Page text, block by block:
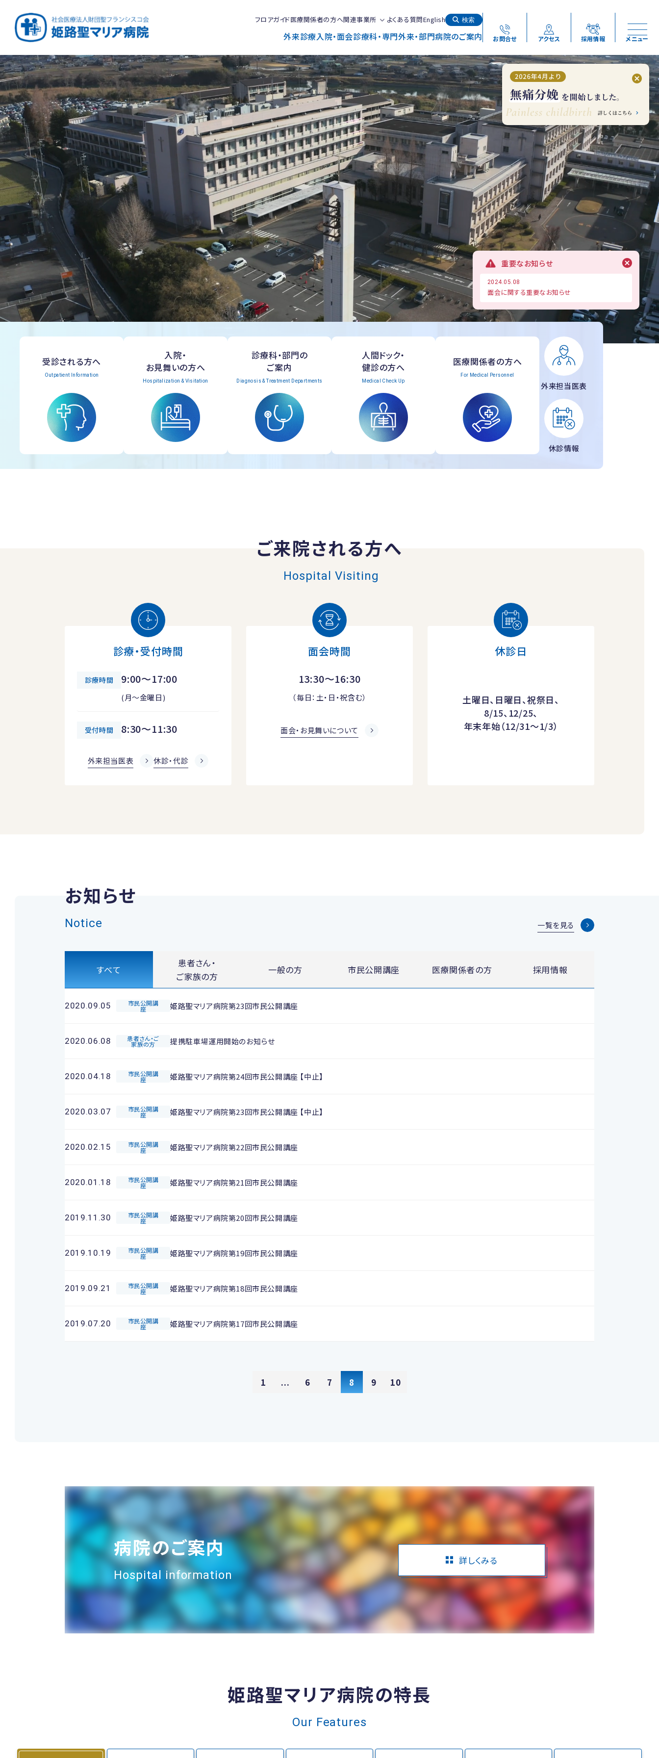
フロアガイド医療関係者の方へ関連事業所 よくある質問English 検索
外来診療入院・面会診療科・専門外来・部門病院のご案内 お問合せ アクセス 採用情報 メニュー
健康と安心をあなたに
つなぎ続ける地域医療
周産期から終末期まで
地域を支える医療
急性期から回復期へと
つなぐ医療
学び・育てる医療
重要なお知らせ
2024.05.08
面会に関する重要なお知らせ
受診される方へ
Outpatient Information
入院・
お見舞いの方へ
Hospitalization & Visitation
診療科・部門の
ご案内
Diagnosis & Treatment Departments
人間ドック・
健診の方へ
Medical Check Up
医療関係者の方へ
For Medical Personnel
外来担当医表
休診情報
ご来院される方へ
Hospital Visiting
診療・受付時間
診療時間 9:00～17:00
(月～金曜日)
受付時間 8:30～11:30
外来担当医表 休診・代診
面会時間
13:30～16:30
（毎日：土・日・祝含む）
面会・お見舞いについて
休診日
土曜日、日曜日、祝祭日、
8/15、12/25、
年末年始（12/31～1/3）
お知らせ
Notice 一覧を見る
すべて
患者さん・
ご家族の方
一般の方 市民公開講座 医療関係者の方 採用情報
2020.09.05 市民公開講
座 姫路聖マリア病院第23回市民公開講座
2020.06.08 患者さん・ご
家族の方 提携駐車場運用開始のお知らせ
2020.04.18 市民公開講
座 姫路聖マリア病院第24回市民公開講座 【中止】
2020.03.07 市民公開講
座 姫路聖マリア病院第23回市民公開講座 【中止】
2020.02.15 市民公開講
座 姫路聖マリア病院第22回市民公開講座
2020.01.18 市民公開講
座 姫路聖マリア病院第21回市民公開講座
2019.11.30 市民公開講
座 姫路聖マリア病院第20回市民公開講座
2019.10.19 市民公開講
座 姫路聖マリア病院第19回市民公開講座
2019.09.21 市民公開講
座 姫路聖マリア病院第18回市民公開講座
2019.07.20 市民公開講
座 姫路聖マリア病院第17回市民公開講座
1 ... 6 7 8 9 10
病院のご案内
Hospital information
詳しくみる
姫路聖マリア病院の特長
Our Features